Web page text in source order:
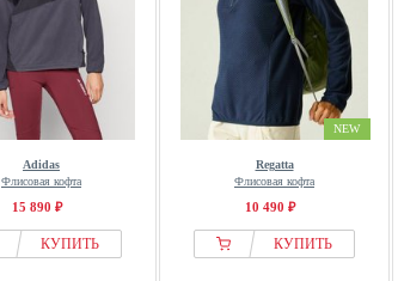
Adidas
Флисовая кофта
15 890 ₽
КУПИТЬ
NEW
Regatta
Флисовая кофта
10 490 ₽
КУПИТЬ